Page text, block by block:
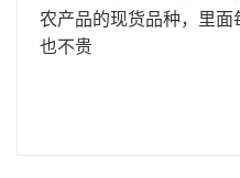
农产品的现货品种，里
也不贵